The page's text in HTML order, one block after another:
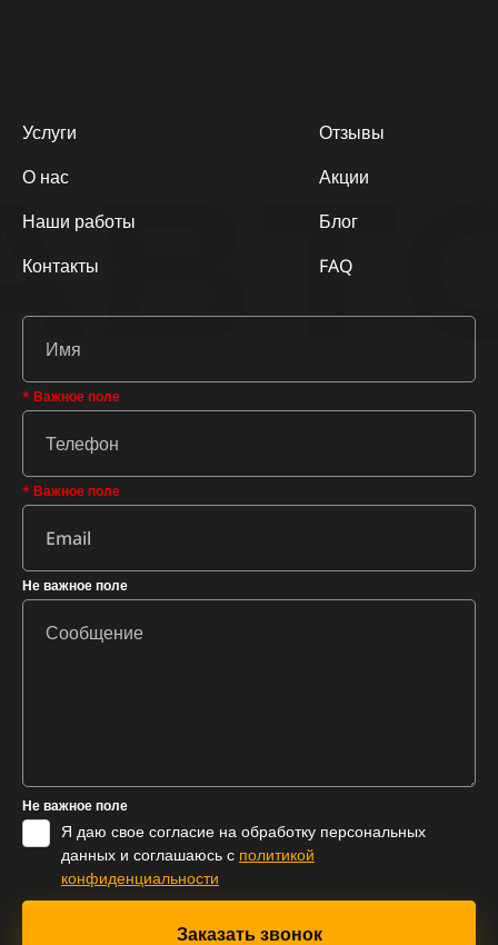
Услуги
О нас
Наши работы
Контакты
Отзывы
Акции
Блог
FAQ
* Важное поле
* Важное поле
Не важное поле
Не важное поле
Я даю свое согласие на обработку персональных
данных и соглашаюсь с политикой
конфиденциальности